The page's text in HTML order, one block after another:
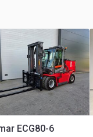
ECG80-6